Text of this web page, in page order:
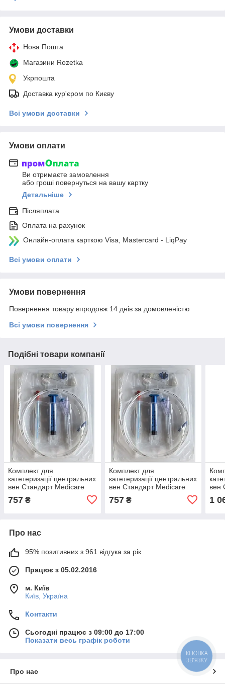
Умови доставки
Нова Пошта
Магазини Rozetka
Укрпошта
Доставка кур'єром по Києву
Всі умови доставки
Умови оплати
Ви отримаєте замовлення
або гроші повернуться на вашу картку
Детальніше
Післяплата
Оплата на рахунок
Онлайн-оплата карткою Visa, Mastercard - LiqPay
Всі умови оплати
Умови повернення
Повернення товару впродовж 14 днів за домовленістю
Всі умови повернення
Подібні товари компанії
Комплект для
катетеризації центральних
вен Стандарт Medicare
(однопросвітний, 14Ga x
20см, одноразовий)
757 ₴
Комплект для
катетеризації центральних
вен Стандарт Medicare
(однопросвітний, 16Ga x
20см, одноразовий)
757₴
вен
1
Про нас
95% позитивних з 961 відгука за рік
Працює з 05.02.2016
м. Київ
Київ, Україна
Контакти
Сьогодні працює з 09:00 до 17:00
Показати весь графік роботи
Про нас
КНОПКА
ЗВ'ЯЗКУ